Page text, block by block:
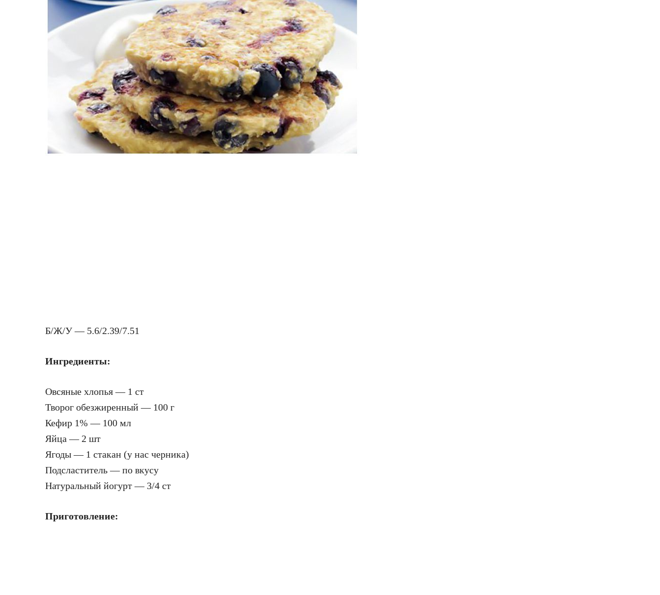
Б/Ж/У — 5.6/2.39/7.51
Ингредиенты:
Овсяные хлопья — 1 ст
Творог обезжиренный — 100 г
Кефир 1% — 100 мл
Яйца — 2 шт
Ягоды — 1 стакан (у нас черника)
Подсластитель — по вкусу
Натуральный йогурт — 3/4 ст
Приготовление: